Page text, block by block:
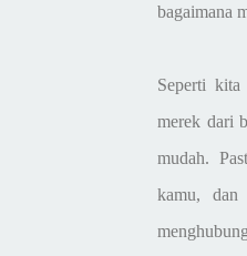
bagaimana
Seperti kita
merek dari
mudah.
kamu, dan